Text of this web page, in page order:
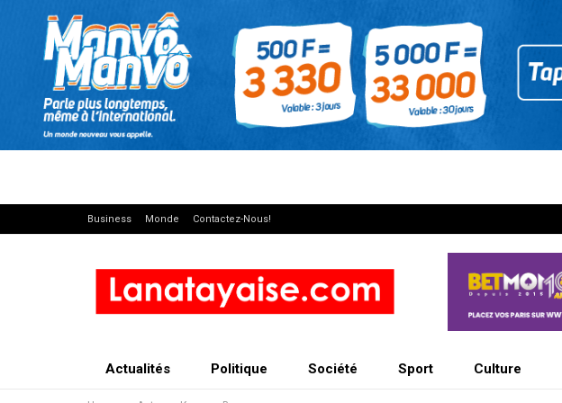
Business Monde Contactez-Nous!
Actualités Politique Société Sport Culture